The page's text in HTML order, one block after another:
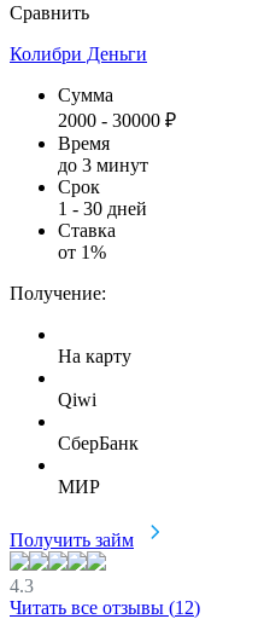
Сравнить
Колибри Деньги
Сумма
2000 - 30000 ₽
Время
до 3 минут
Срок
1 - 30 дней
Ставка
от 1%
Получение:
На карту
Qiwi
СберБанк
МИР
Получить займ
4.3
Читать все отзывы (12)